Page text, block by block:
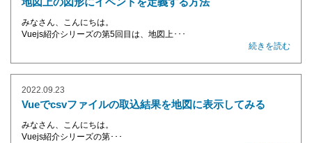
みなさん、こんにちは。
Vuejs紹介シリーズの第5回目は、地図上･･･
続きを読む
2022.09.23
Vueでcsvファイルの取込結果を地図に表示してみる
みなさん、こんにちは。
Vuejs紹介シリーズの第･･･